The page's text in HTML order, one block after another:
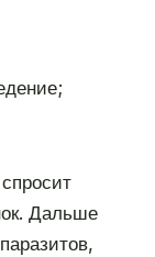
Дальше